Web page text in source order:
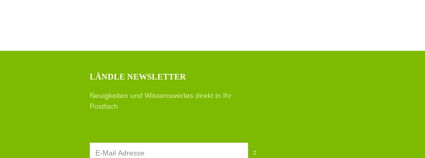
LÄNDLE NEWSLETTER
Neuigkeiten und Wissenswertes direkt in Ihr
Postfach